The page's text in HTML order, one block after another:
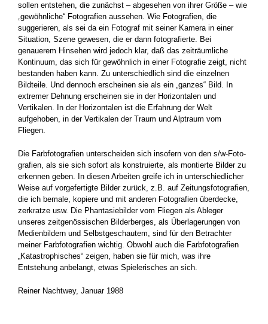
sollen entstehen, die zunächst – abgesehen von ihrer Größe – wie
„gewöhnliche“ Fotografien aussehen. Wie Fotografien, die
suggerie­ren, als sei da ein Fotograf mit seiner Kamera in einer
Situa­tion, Szene gewesen, die er dann fotografierte. Bei
genauerem Hinsehen wird jedoch klar, daß das zeiträumliche
Kontinuum, das sich für gewöhnlich in einer Fotografie zeigt, nicht
bestanden haben kann. Zu unterschiedlich sind die einzelnen
Bildteile. Und dennoch erscheinen sie als ein „ganzes“ Bild. In
extremer Dehnung erscheinen sie in der Horizontalen und
Vertikalen. In der Hori­zontalen ist die Erfahrung der Welt
aufgehoben, in der Vertikalen der Traum und Alptraum vom
Fliegen.
Die Farbfotografien unterscheiden sich insofern von den s/w-Foto­
grafien, als sie sich sofort als konstruierte, als montierte Bilder zu
erkennen geben. In diesen Arbeiten greife ich in unter­schiedlicher
Weise auf vorgefertigte Bilder zurück, z.B. auf Zei­tungsfotografien,
die ich bemale, kopiere und mit anderen Foto­grafien überdecke,
zerkratze usw. Die Phantasiebilder vom Flie­gen als Ableger
unseres zeitgenössischen Bilderberges, als Über­lagerungen von
Medienbildern und Selbstgeschautem, sind für den Betrachter
meiner Farbfotografien wichtig. Obwohl auch die Farb­fotografien
„Katastrophisches“ zeigen, haben sie für mich, was ihre
Entstehung anbelangt, etwas Spielerisches an sich.
Reiner Nachtwey, Januar 1988